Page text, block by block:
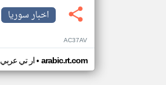
اخبار سوريا
AC37AV
ار تي عربي• arabic.rt.com